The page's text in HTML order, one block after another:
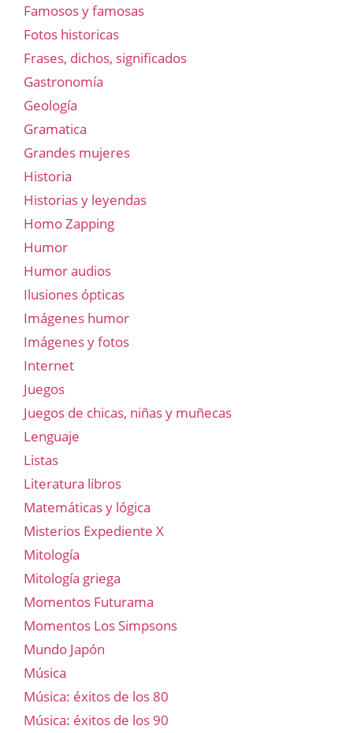
Famosos y famosas
Fotos historicas
Frases, dichos, significados
Gastronomía
Geología
Gramatica
Grandes mujeres
Historia
Historias y leyendas
Homo Zapping
Humor
Humor audios
Ilusiones ópticas
Imágenes humor
Imágenes y fotos
Internet
Juegos
Juegos de chicas, niñas y muñecas
Lenguaje
Listas
Literatura libros
Matemáticas y lógica
Misterios Expediente X
Mitología
Mitología griega
Momentos Futurama
Momentos Los Simpsons
Mundo Japón
Música
Música: éxitos de los 80
Música: éxitos de los 90